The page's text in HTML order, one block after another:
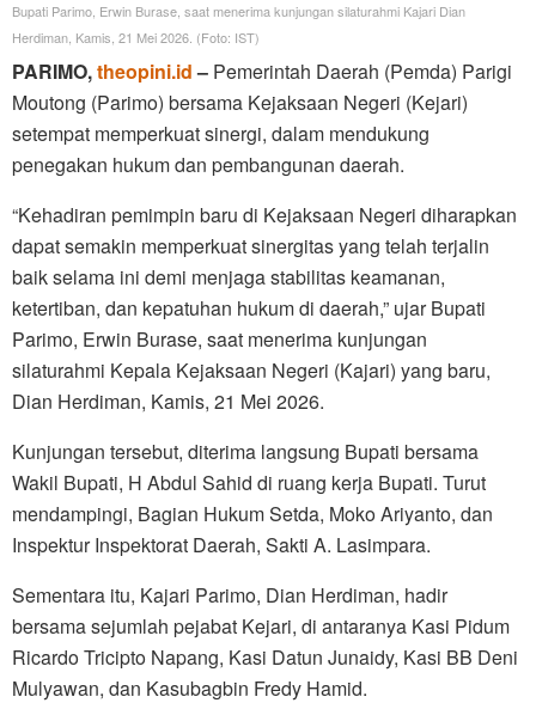
Bupati Parimo, Erwin Burase, saat menerima kunjungan silaturahmi Kajari Dian
Herdiman, Kamis, 21 Mei 2026. (Foto: IST)
PARIMO,theopini.id– Pemerintah Daerah (Pemda) Parigi
Moutong (Parimo) bersama Kejaksaan Negeri (Kejari)
setempat memperkuat sinergi, dalam mendukung
penegakan hukum dan pembangunan daerah.
“Kehadiran pemimpin baru di Kejaksaan Negeri diharapkan
dapat semakin memperkuat sinergitas yang telah terjalin
baik selama ini demi menjaga stabilitas keamanan,
ketertiban, dan kepatuhan hukum di daerah,” ujar Bupati
Parimo, Erwin Burase, saat menerima kunjungan
silaturahmi Kepala Kejaksaan Negeri (Kajari) yang baru,
Dian Herdiman, Kamis, 21 Mei 2026.
Kunjungan tersebut, diterima langsung Bupati bersama
Wakil Bupati, H Abdul Sahid di ruang kerja Bupati. Turut
mendampingi, Bagian Hukum Setda, Moko Ariyanto, dan
Inspektur Inspektorat Daerah, Sakti A. Lasimpara.
Sementara itu, Kajari Parimo, Dian Herdiman, hadir
bersama sejumlah pejabat Kejari, di antaranya Kasi Pidum
Ricardo Tricipto Napang, Kasi Datun Junaidy, Kasi BB Deni
Mulyawan, dan Kasubagbin Fredy Hamid.